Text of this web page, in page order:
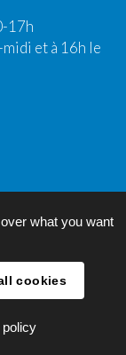
17h
et à 16h le
what you want
cookies